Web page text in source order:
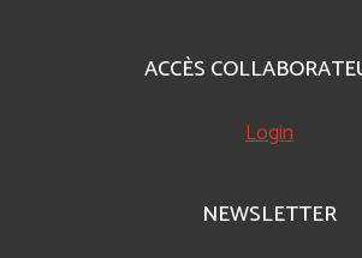
ACCÈS
Login
NEWSLETTER